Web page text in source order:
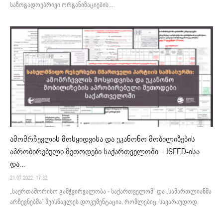
საზოგადოებრივი ორგანიზაციების...
ამომრჩევლის მოსყიდვისა და უკანონო მობილიზების
აპრობირებული მეთოდები საქართველოში – ISFED-ისა
და...
21.07.2022. 17:32
„საერთაშორისო გამჭვირვალობა - საქართველომ” და „სამართლიანმა
არჩევნებმა” შეისწავლეს დოკუმენტაცია, რომლებიც, სავარაუდოდ,